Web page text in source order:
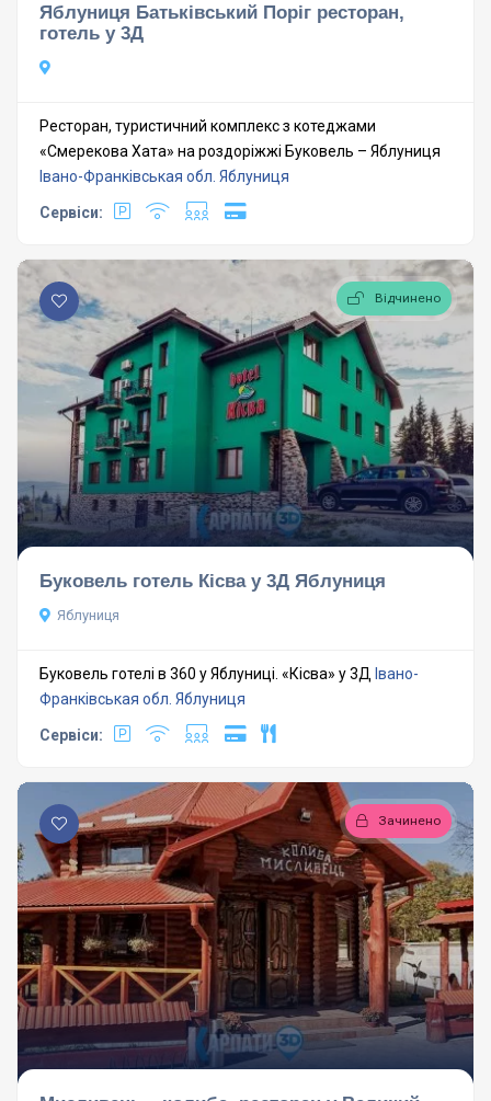
Яблуниця Батьківський Поріг ресторан,
готель у 3Д
Ресторан, туристичний комплекс з котеджами
«Смерекова Хата» на роздоріжжі Буковель – Яблуниця
Івано-Франківськая обл. Яблуниця
Сервіси:
Відчинено
Буковель готель Кісва у 3Д Яблуниця
Яблуниця
Буковель готелі в 360 у Яблуниці. «Кісва» у 3Д Івано-
Франківськая обл. Яблуниця
Сервіси:
Зачинено